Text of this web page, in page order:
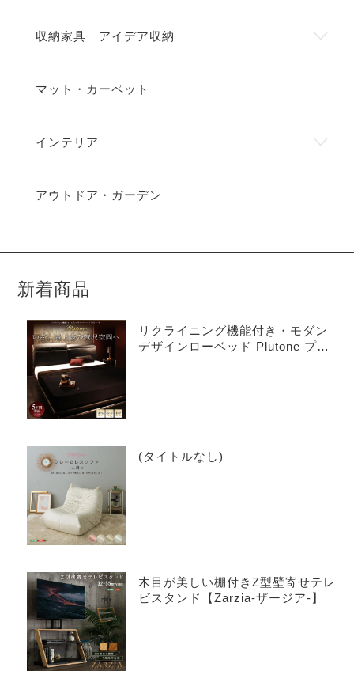
収納家具 アイデア収納
マット・カーペット
インテリア
アウトドア・ガーデン
新着商品
リクライニング機能付き・モダン
デザインローベッド Plutone プル
(タイトルなし)
木目が美しい棚付きZ型壁寄せテレ
ビスタンド【Zarzia-ザージア-】